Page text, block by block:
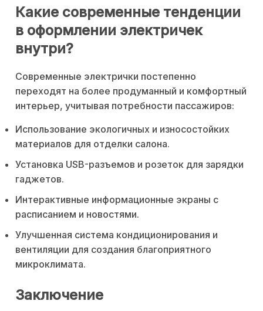
Какие современные тенденции
в оформлении электричек
внутри?
Современные электрички постепенно
переходят на более продуманный и комфортный
интерьер, учитывая потребности пассажиров:
Использование экологичных и износостойких
материалов для отделки салона.
Установка USB-разъемов и розеток для зарядки
гаджетов.
Интерактивные информационные экраны с
расписанием и новостями.
Улучшенная система кондиционирования и
вентиляции для создания благоприятного
микроклимата.
Заключение